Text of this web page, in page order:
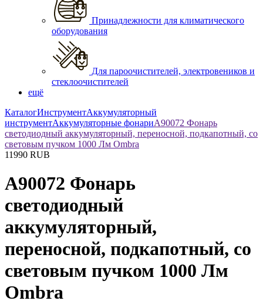
Принадлежности для климатического
оборудования
Для пароочистителей, электровеников и
стеклоочистителей
ещё
КаталогИнструментАккумуляторный
инструментАккумуляторные фонариA90072 Фонарь
светодиодный аккумуляторный, переносной, подкапотный, со
световым пучком 1000 Лм Ombra
11990 RUB
A90072 Фонарь
светодиодный
аккумуляторный,
переносной, подкапотный, со
световым пучком 1000 Лм
Ombra